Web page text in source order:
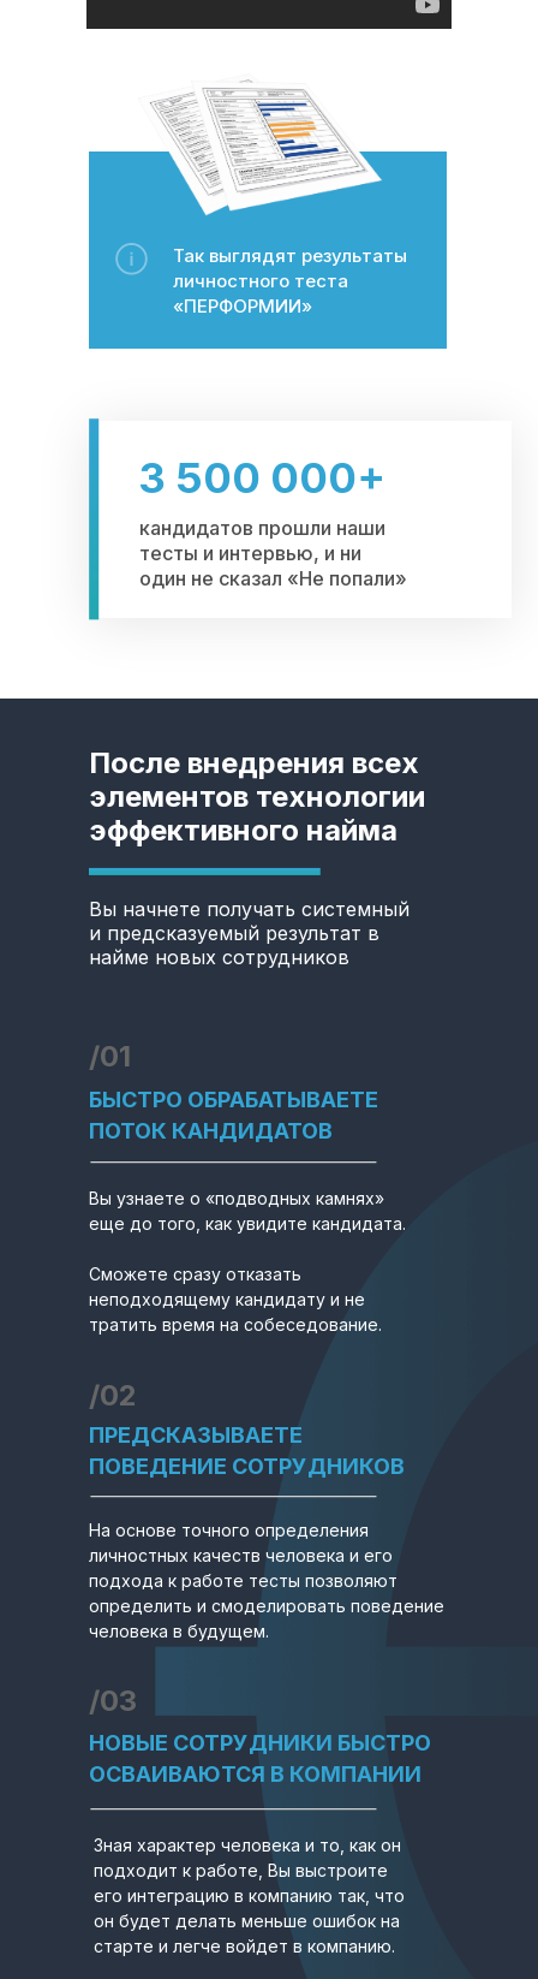
Так выглядят результаты
личностного теста
«ПЕРФОРМИИ»
3 500 000+
кандидатов прошли наши
тесты и интервью, и ни
один не сказал «Не попали»
После внедрения всех
элементов технологии
эффективного найма
БЫСТРО ОБРАБАТЫВАЕТЕ
ПОТОК КАНДИДАТОВ
Вы узнаете о «подводных камнях»
еще до того, как увидите кандидата.
Сможете сразу отказать
неподходящему кандидату и не
тратить время на собеседование.
Вы начнете получать системный
и предсказуемый результат в
найме новых сотрудников
/01
ПРЕДСКАЗЫВАЕТЕ
ПОВЕДЕНИЕ СОТРУДНИКОВ
На основе точного определения
личностных качеств человека и его
подхода к работе тесты позволяют
определить и смоделировать поведение
человека в будущем.
/02
НОВЫЕ СОТРУДНИКИ БЫСТРО
ОСВАИВАЮТСЯ В КОМПАНИИ
Зная характер человека и то, как он
подходит к работе, Вы выстроите
его интеграцию в компанию так, что
он будет делать меньше ошибок на
старте и легче войдет в компанию.
/03